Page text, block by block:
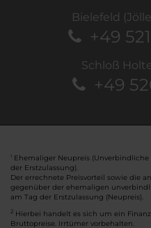
Bielefeld
+49
Schloß
+49
Ehemaliger Neupreis
der Erstzulassung).
Der errechnete Preisvorteil sowie die
gegenüber der ehemaligen
am Tag der Erstzulassung (Neupreis).
2 Hierbei handelt es sich um ein
Bruttopreise. Irrtümer vorbehalten.